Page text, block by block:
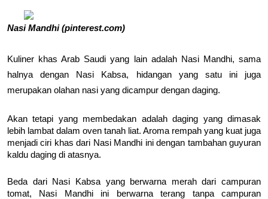
Nasi Mandhi (pinterest.com)
Kuliner khas Arab Saudi yang lain adalah Nasi Mandhi, sama
halnya dengan Nasi Kabsa, hidangan yang satu ini juga
merupakan olahan nasi yang dicampur dengan daging.
Akan tetapi yang membedakan adalah daging yang dimasak
lebih lambat dalam oven tanah liat. Aroma rempah yang kuat juga
menjadi ciri khas dari Nasi Mandhi ini dengan tambahan guyuran
kaldu daging di atasnya.
Beda dari Nasi Kabsa yang berwarna merah dari campuran
tomat, Nasi Mandhi ini berwarna terang tanpa campuran